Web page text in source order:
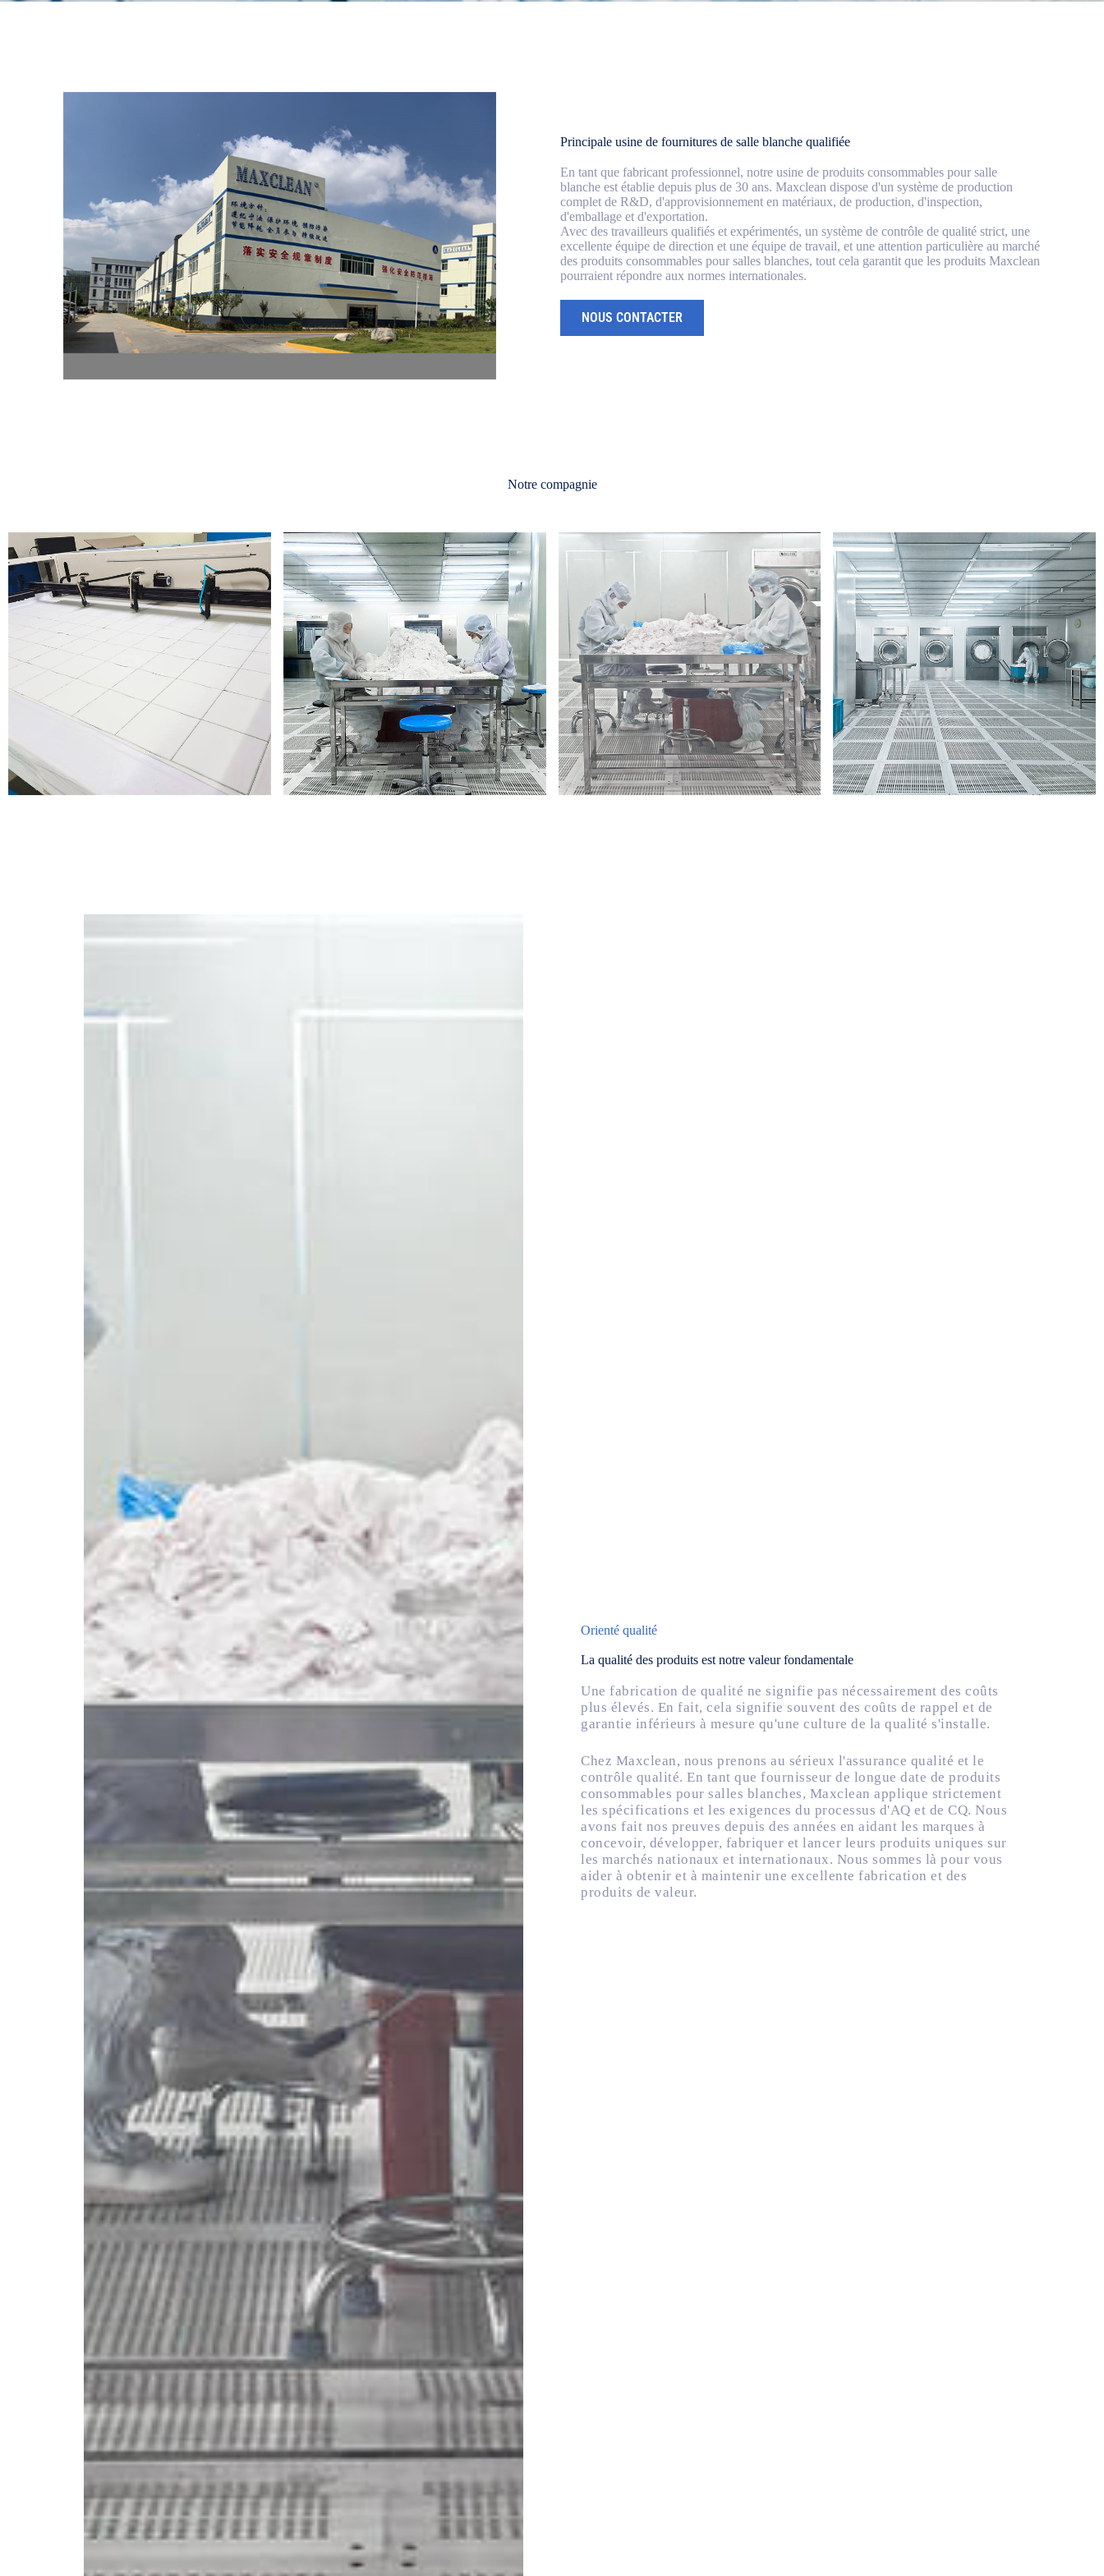
Principale usine de fournitures de salle blanche qualifiée
En tant que fabricant professionnel, notre usine de produits consommables pour salle
blanche est établie depuis plus de 30 ans. Maxclean dispose d'un système de production
complet de R&D, d'approvisionnement en matériaux, de production, d'inspection,
d'emballage et d'exportation.
Avec des travailleurs qualifiés et expérimentés, un système de contrôle de qualité strict, une
excellente équipe de direction et une équipe de travail, et une attention particulière au marché
des produits consommables pour salles blanches, tout cela garantit que les produits Maxclean
pourraient répondre aux normes internationales.
NOUS CONTACTER
Notre compagnie
Orienté qualité
La qualité des produits est notre valeur fondamentale
Une fabrication de qualité ne signifie pas nécessairement des coûts
plus élevés. En fait, cela signifie souvent des coûts de rappel et de
garantie inférieurs à mesure qu'une culture de la qualité s'installe.
Chez Maxclean, nous prenons au sérieux l'assurance qualité et le
contrôle qualité. En tant que fournisseur de longue date de produits
consommables pour salles blanches, Maxclean applique strictement
les spécifications et les exigences du processus d'AQ et de CQ. Nous
avons fait nos preuves depuis des années en aidant les marques à
concevoir, développer, fabriquer et lancer leurs produits uniques sur
les marchés nationaux et internationaux. Nous sommes là pour vous
aider à obtenir et à maintenir une excellente fabrication et des
produits de valeur.